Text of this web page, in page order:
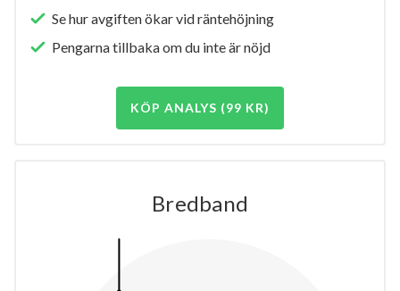
Se hur avgiften ökar vid räntehöjning
Pengarna tillbaka om du inte är nöjd
KÖP ANALYS (99 KR)
Bredband